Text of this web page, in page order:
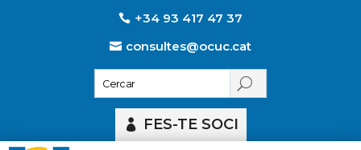
+34 93 417 47 37
consultes@ocuc.cat
FES-TE SOCI